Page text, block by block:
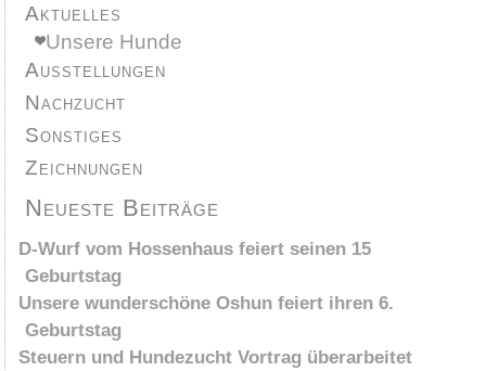
Aktuelles
Unsere Hunde
Ausstellungen
Nachzucht
Sonstiges
Zeichnungen
Neueste Beiträge
D-Wurf vom Hossenhaus feiert seinen 15
Geburtstag
Unsere wunderschöne Oshun feiert ihren 6.
Geburtstag
Steuern und Hundezucht Vortrag überarbeitet